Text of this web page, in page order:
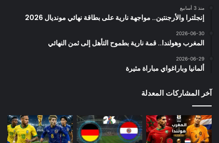
منذ 3 أسابيع
إنجلترا والأرجنتين.. مواجهة نارية على بطاقة نهائي مونديال 2026
2026-06-30
المغرب وهولندا.. قمة نارية بطموح التأهل إلى ثمن النهائي
2026-06-29
ألمانيا وباراغواي مباراة مثيرة
آخر المشاركات المعدلة